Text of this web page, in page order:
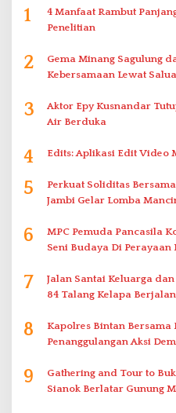
1
4 Manfaat Rambut
Penelitian
2
Gema Minang Sagulung
Kebersamaan Lewat
3
Aktor Epy Kusnandar
Air Berduka
4 Edits: Aplikasi Edit Video
5
Perkuat Soliditas
Jambi Gelar Lomba
6
MPC Pemuda Pancasila
Seni Budaya Di Perayaan
7
Jalan Santai Keluarga
84 Talang Kelapa
8
Kapolres Bintan Bersama
Penanggulangan Aksi
9
Gathering and Tour to
Sianok Berlatar Gunung